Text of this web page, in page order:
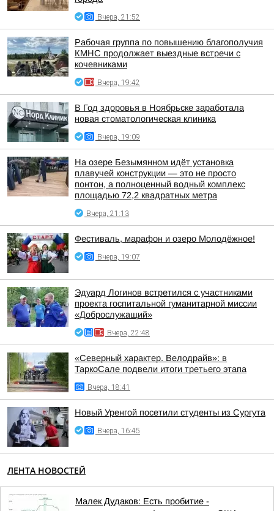
Вчера, 21:52
Рабочая группа по повышению благополучия
КМНС продолжает выездные встречи с
кочевниками
Вчера, 19:42
В Год здоровья в Ноябрьске заработала
новая стоматологическая клиника
Вчера, 19:09
На озере Безымянном идёт установка
плавучей конструкции — это не просто
понтон, а полноценный водный комплекс
площадью 72,2 квадратных метра
Вчера, 21:13
Фестиваль, марафон и озеро Молодёжное!
Вчера, 19:07
Эдуард Логинов встретился с участниками
проекта госпитальной гуманитарной миссии
«Доброслужащий»
Вчера, 22:48
«Северный характер. Велодрайв»: в
ТаркоСале подвели итоги третьего этапа
Вчера, 18:41
Новый Уренгой посетили студенты из Сургута
Вчера, 16:45
ЛЕНТА НОВОСТЕЙ
Малек Дудаков: Есть пробитие -